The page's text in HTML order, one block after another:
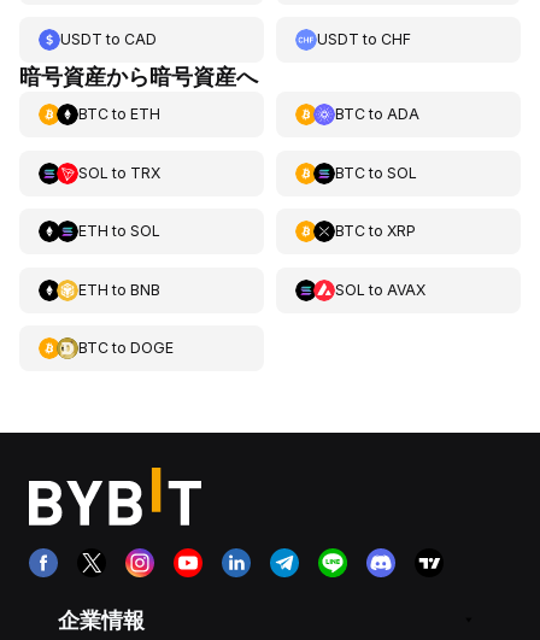
USDT to CAD USDT toCHF
暗号資産から暗号資産へ
BTCto ETH BTCto ADA
SOL to TRX BTCto SOL
ETH to SOL BTCto XRP
ETH to BNB SOL to AVAX
BTCto DOGE
企業情報